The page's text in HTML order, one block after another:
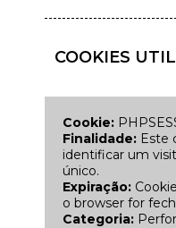
COOKIES
Cookie:
Finalidade: Este
identificar um
único.
Expiração:
o browser for
Categoria: